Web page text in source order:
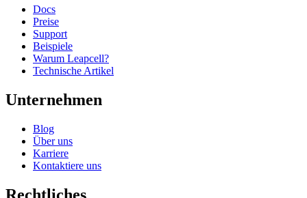
Docs
Preise
Support
Beispiele
Warum Leapcell?
Technische Artikel
Unternehmen
Blog
Über uns
Karriere
Kontaktiere uns